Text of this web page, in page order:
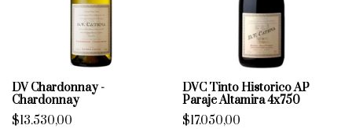
DV Chardonnay -
Chardonnay
$13.530,00
DVC Tinto Historico AP
Paraje Altamira 4x750
$17.050,00